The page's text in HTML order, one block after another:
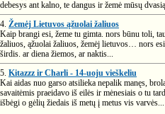
debesys ant kalno, te dangus ir žemė mūsų
4. Žemėj Lietuvos ąžuolai žaliuos
Kaip brangi esi, žeme tu gimta. nors būnu toli,
žaliuos, ąžuolai žaliuos, žemėj lietuvos… nors
širdis. ar diena žiemos, ar naktis...
5. Kitazzz ir Charli - 14-uoju vieškeliu
Kai aidas nuo garso atsilieka nepalik manęs,
savaitėmis praeidavo iš eilės ir mėnesiais o tu
išbėgi o gėlių žiedais iš metų į metus vis varvės...